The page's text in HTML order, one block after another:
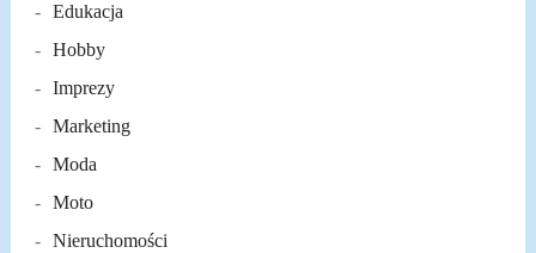
Edukacja
Hobby
Imprezy
Marketing
Moda
Moto
Nieruchomości